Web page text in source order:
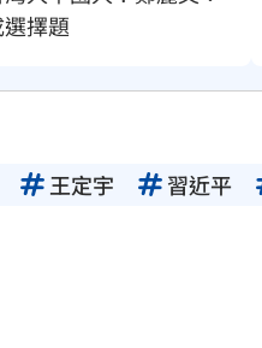
擇題
王定宇 習近平